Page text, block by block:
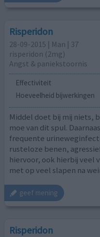
Risperidon
28-09-2015 | Man | 37
risperidon (2mg)
Angst & paniekstoornis
Effectiviteit
Hoeveelheid bijwerkingen
Middel doet bij mij niets,
moe van dit spul.
frequente
rusteloze benen,
hiervoor, ook hierbij veel
met op veel slapen na
geef mening
Risperidon